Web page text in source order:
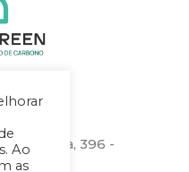
França, 396 -
Ao
as